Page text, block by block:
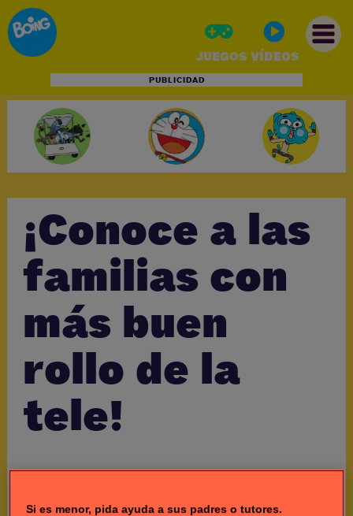
JUEGOS VÍDEOS
PUBLICIDAD
INICIO
JUEGOS
VÍDEOS
¡Conoce a las
familias con
más buen
rollo de la
tele!
LOS BALLESTA
Si es menor, pida ayuda a sus padres o tutores.